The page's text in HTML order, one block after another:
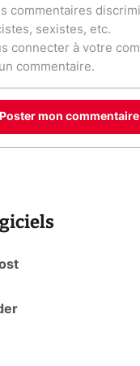
Poster mon commentaire